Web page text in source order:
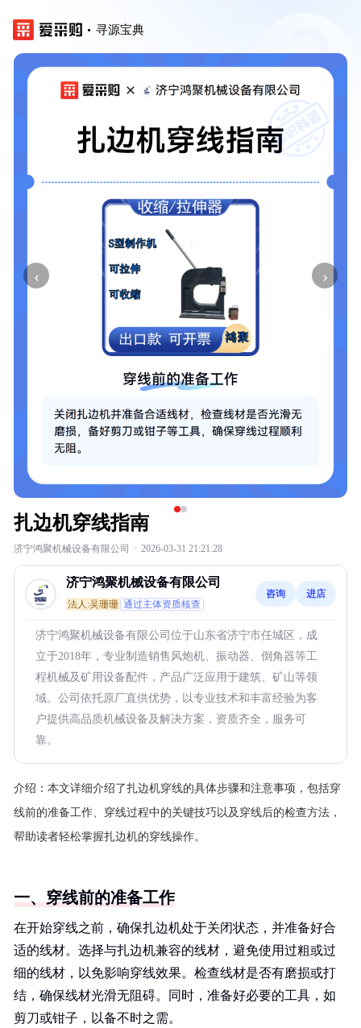
寻源宝典
‹ ›
扎边机穿线指南
济宁鸿聚机械设备有限公司 · 2026-03-31 21:21:28
济宁鸿聚机械设备有限公司
法人:吴珊珊 通过主体资质核查
咨询 进店
济宁鸿聚机械设备有限公司位于山东省济宁市任城区，成
立于2018年，专业制造销售风炮机、振动器、倒角器等工
程机械及矿用设备配件，产品广泛应用于建筑、矿山等领
域。公司依托原厂直供优势，以专业技术和丰富经验为客
户提供高品质机械设备及解决方案，资质齐全，服务可
靠。
介绍： 本文详细介绍了扎边机穿线的具体步骤和注意事项，包括穿
线前的准备工作、穿线过程中的关键技巧以及穿线后的检查方法，
帮助读者轻松掌握扎边机的穿线操作。
一、穿线前的准备工作
在开始穿线之前，确保扎边机处于关闭状态，并准备好合
适的线材。选择与扎边机兼容的线材，避免使用过粗或过
细的线材，以免影响穿线效果。检查线材是否有磨损或打
结，确保线材光滑无阻碍。同时，准备好必要的工具，如
剪刀或钳子，以备不时之需。